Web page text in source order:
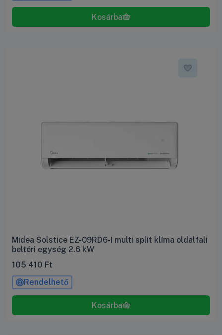
Midea Solstice EZ-09RD6-I multi split klíma oldalfali
beltéri egység 2.6 kW
105 410 Ft
Rendelhető